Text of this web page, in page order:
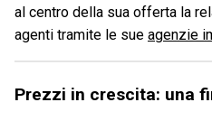
al centro della sua offerta la
agenti tramite le sue agenzie
Prezzi in crescita: una